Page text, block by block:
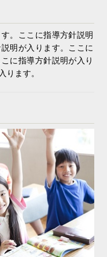
。ここに指導方針説明
明が入ります。ここに
に指導方針説明が入り
ります。